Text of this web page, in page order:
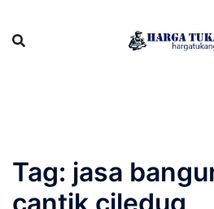
content
Tag: jasa